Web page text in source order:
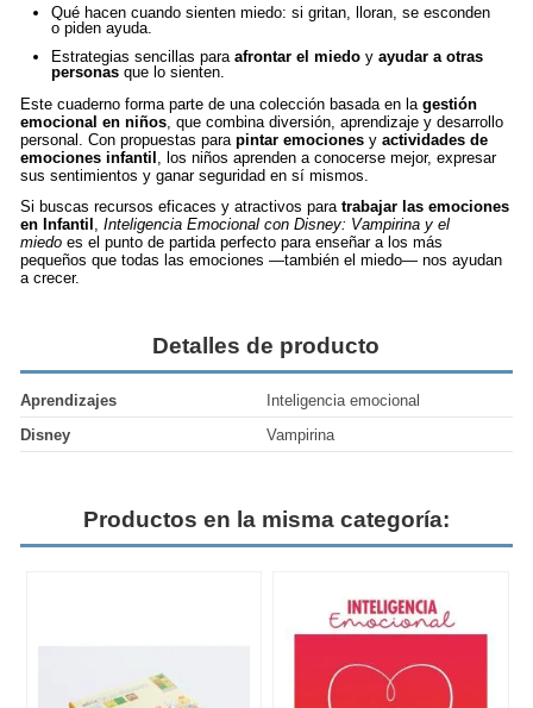
Qué hacen cuando sienten miedo: si gritan, lloran, se esconden
o piden ayuda.
Estrategias sencillas paraafrontar el miedo yayudar a otras
personas que lo sienten.
Este cuaderno forma parte de una colección basada en lagestión
emocional en niños, que combina diversión, aprendizaje y desarrollo
personal. Con propuestas parapintar emociones yactividades de
emociones infantil , los niños aprenden a conocerse mejor, expresar
sus sentimientos y ganar seguridad en sí mismos.
Si buscas recursos eficaces y atractivos paratrabajar las emociones
en Infantil
,Inteligencia Emocional con Disney: Vampirina y el
miedo es el punto de partida perfecto para enseñar a los más
pequeños que todas las emociones —también el miedo— nos ayudan
a crecer.
Detalles de producto
Aprendizajes
Inteligencia emocional
Disney
Vampirina
Productos en la misma categoría: